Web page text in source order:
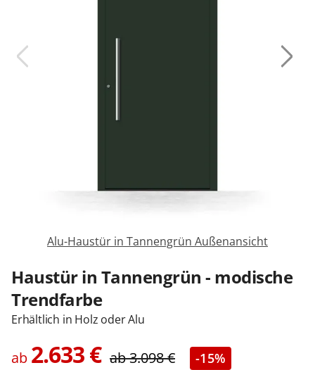
Sonnenschutz
Anmelden / Registrieren
Kontakt / Hilfe
Alu-Haustür in Tannengrün Außenansicht
Haustür in Tannengrün - modische
Trendfarbe
Erhältlich in Holz oder Alu
ab 2.633€ ab3.098€ -15%